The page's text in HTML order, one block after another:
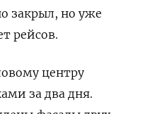
закрыл, но уже
рейсов.
центру
за два дня.